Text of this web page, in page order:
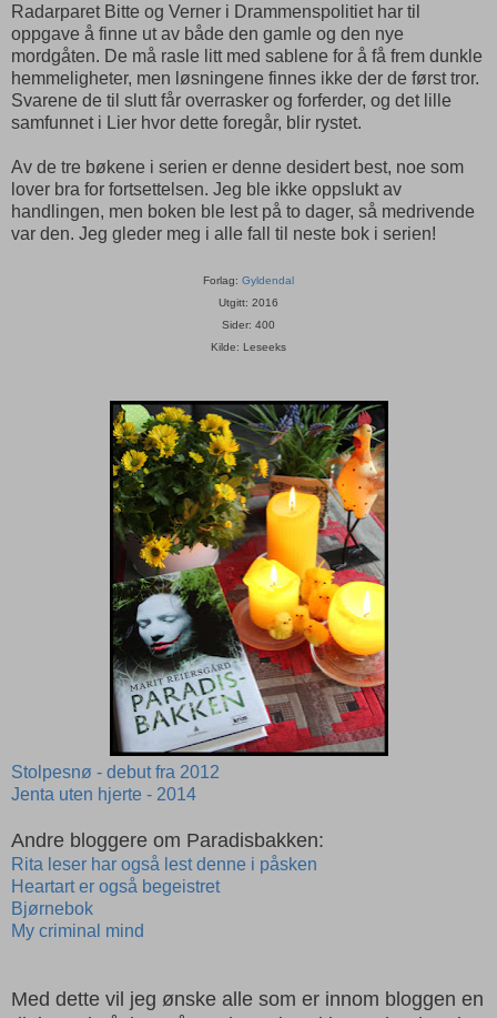
Radarparet Bitte og Verner i Drammenspolitiet har til
oppgave å finne ut av både den gamle og den nye
mordgåten. De må rasle litt med sablene for å få frem dunkle
hemmeligheter, men løsningene finnes ikke der de først tror.
Svarene de til slutt får overrasker og forferder, og det lille
samfunnet i Lier hvor dette foregår, blir rystet.
Av de tre bøkene i serien er denne desidert best, noe som
lover bra for fortsettelsen. Jeg ble ikke oppslukt av
handlingen, men boken ble lest på to dager, så medrivende
var den. Jeg gleder meg i alle fall til neste bok i serien!
Forlag: Gyldendal
Utgitt: 2016
Sider: 400
Kilde: Leseeks
Stolpesnø - debut fra 2012
Jenta uten hjerte - 2014
Andre bloggere om Paradisbakken:
Rita leser har også lest denne i påsken
Heartart er også begeistret
Bjørnebok
My criminal mind
Med dette vil jeg ønske alle som er innom bloggen en